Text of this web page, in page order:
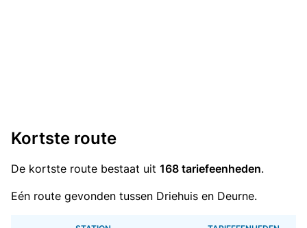
Kortste route
De kortste route bestaat uit 168 tariefeenheden.
Eén route gevonden tussen Driehuis en Deurne.